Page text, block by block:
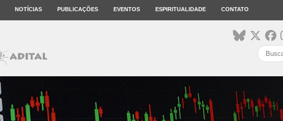
NOTÍCIAS PUBLICAÇÕES EVENTOS ESPIRITUALIDADE CONTATO